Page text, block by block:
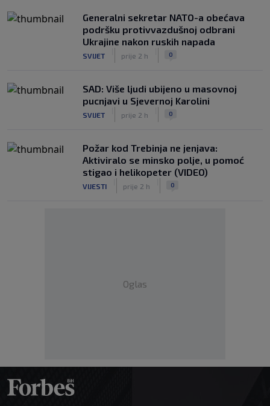
Generalni sekretar NATO-a obećava
podršku protivvazdušnoj odbrani
Ukrajine nakon ruskih napada
SVIJET prije 2 h 0
SAD: Više ljudi ubijeno u masovnoj
pucnjavi u Sjevernoj Karolini
SVIJET prije 2 h 0
Požar kod Trebinja ne jenjava:
Aktiviralo se minsko polje, u pomoć
stigao i helikopeter (VIDEO)
VIJESTI prije 2 h 0
Oglas